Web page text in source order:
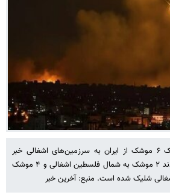
منابع خبری اسرائیل از شلیک ۶ موشک از ایران به سرزمین‌های اشغالی خبر
دادند. منابع مذکور اعلام کردند ۲ موشک به شمال فلسطین اشغالی و ۴ موشک
شلیک شده است. منبع: آخرین خبر